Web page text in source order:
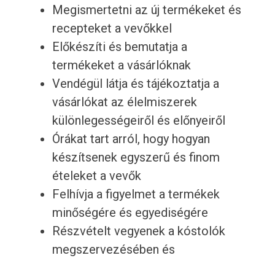
Megismertetni az új termékeket és
recepteket a vevőkkel
Előkészíti és bemutatja a
termékeket a vásárlóknak
Vendégül látja és tájékoztatja a
vásárlókat az élelmiszerek
különlegességeiről és előnyeiről
Órákat tart arról, hogy hogyan
készítsenek egyszerű és finom
ételeket a vevők
Felhívja a figyelmet a termékek
minőségére és egyediségére
Részvételt vegyenek a kóstolók
megszervezésében és